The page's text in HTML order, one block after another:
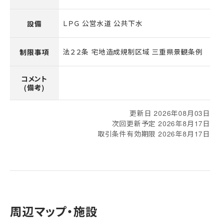
設備 ＬＰＧ 公営水道 公共下水
制限事項 法２２条 宅地造成規制区域 三重県景観条例
コメント
(備考)
更新日 2026年08月03日
次回更新予定 2026年8月17日
取引条件有効期限 2026年8月17日
周辺マップ・施設